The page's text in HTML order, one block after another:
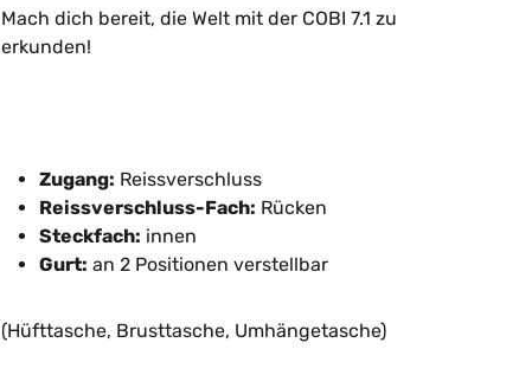
Mach dich bereit, die Welt mit der COBI 7.1 zu
erkunden!
Zugang: Reissverschluss
Reissverschluss-Fach: Rücken
Steckfach: innen
Gurt: an 2 Positionen verstellbar
(Hüfttasche, Brusttasche, Umhängetasche)